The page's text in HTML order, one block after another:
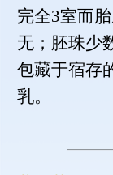
完全3室而
无；胚珠少
包藏于宿存
乳。